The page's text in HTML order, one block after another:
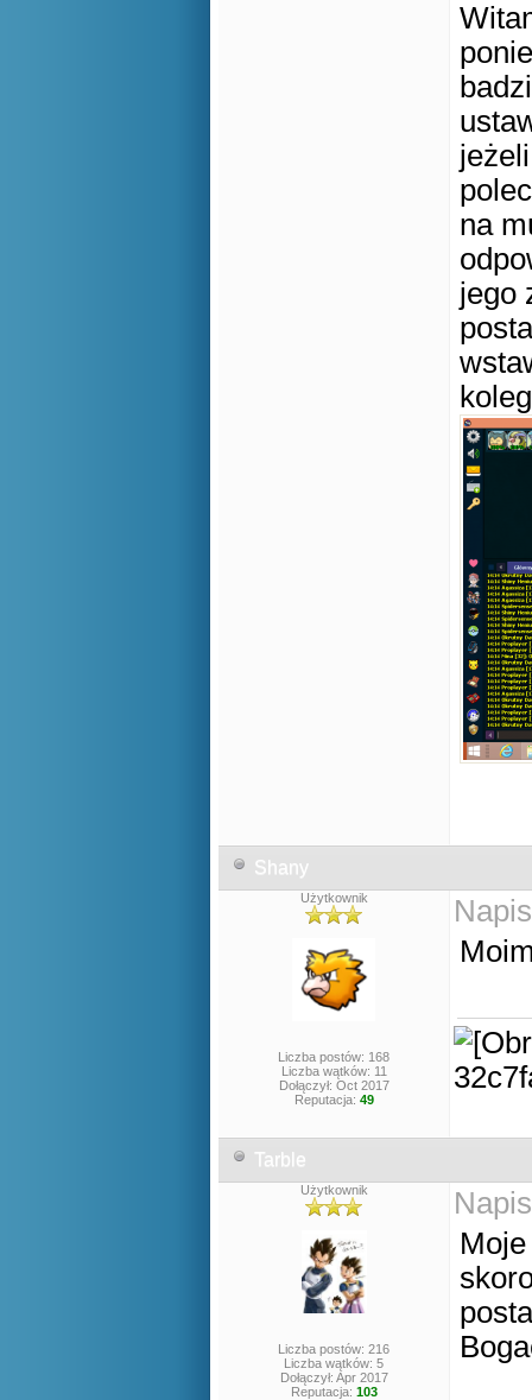
na
jego
Shany
Użytkownik
Liczba postów: 168
Liczba wątków: 11
Dołączył: Oct 2017
Reputacja: 49
Tarble
Użytkownik
Liczba postów: 216
Liczba wątków: 5
Dołączył: Apr 2017
Reputacja: 103